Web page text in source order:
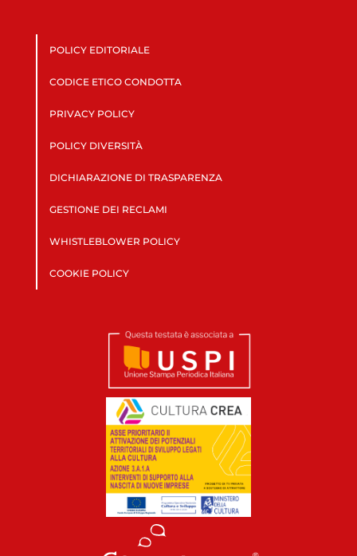
POLICY EDITORIALE
CODICE ETICO CONDOTTA
PRIVACY POLICY
POLICY DIVERSITÀ
DICHIARAZIONE DI TRASPARENZA
GESTIONE DEI RECLAMI
WHISTLEBLOWER POLICY
COOKIE POLICY